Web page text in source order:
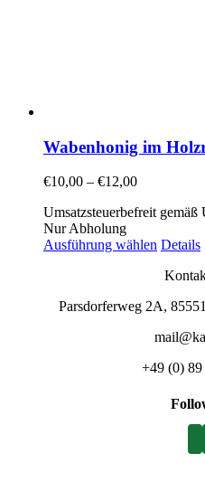
Wabenhonig im
€10,00 – €12,00
Umsatzsteuerbefreit gemäß
Nur Abholung
Ausführung wählen Details
Parsdorferweg 2A,
+49 (0)